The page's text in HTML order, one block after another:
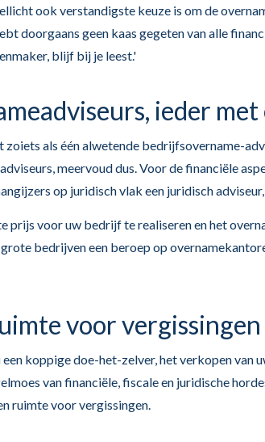
ook verstandigste keuze is om de
doorgaans geen kaas gegeten van alle
blijf bij je leest.'
ieder
zoiets als één alwetende bedrijfsovername-
meervoud dus. Voor de financiële
op juridisch vlak een juridisch
prijs voor uw bedrijf te realiseren en het
bedrijven een beroep op
voor vergissingen
een koppige doe-het-zelver, het verkopen
van financiële, fiscale en juridische
ruimte voor vergissingen.